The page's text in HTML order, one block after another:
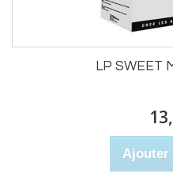
LP SWEET
Ajouter